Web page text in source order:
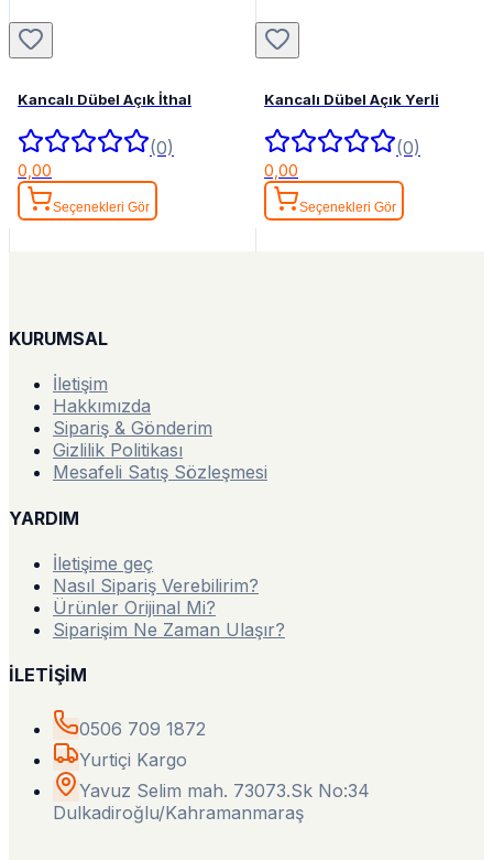
Kancalı Dübel Açık İthal
(0)
0,00
Seçenekleri Gör
Kancalı Dübel Açık Yerli
(0)
0,00
Seçenekleri Gör
KURUMSAL
İletişim
Hakkımızda
Sipariş & Gönderim
Gizlilik Politikası
Mesafeli Satış Sözleşmesi
YARDIM
İletişime geç
Nasıl Sipariş Verebilirim?
Ürünler Orijinal Mi?
Siparişim Ne Zaman Ulaşır?
İLETİŞİM
0506 709 1872
Yurtiçi Kargo
Yavuz Selim mah. 73073.Sk No:34
Dulkadiroğlu/Kahramanmaraş